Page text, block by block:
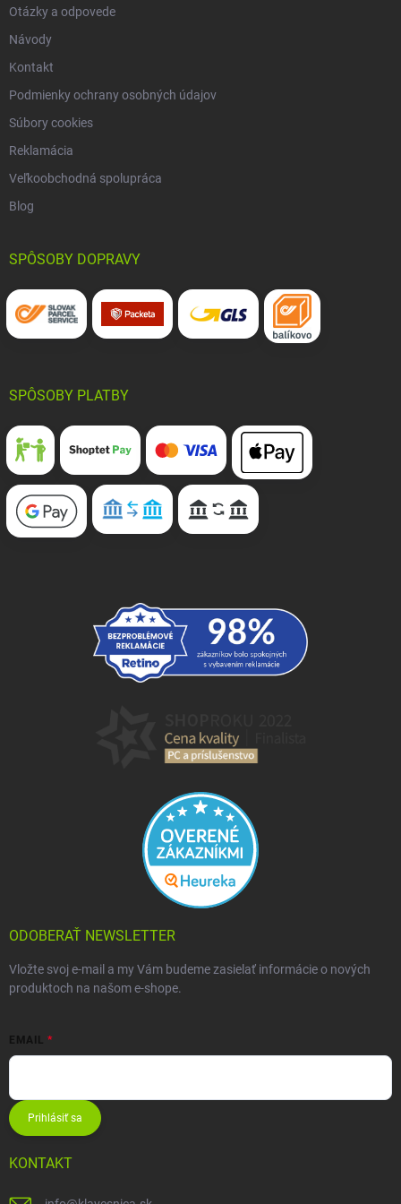
Otázky a odpovede
Návody
Kontakt
Podmienky ochrany osobných údajov
Súbory cookies
Reklamácia
Veľkoobchodná spolupráca
Blog
SPÔSOBY DOPRAVY
SPÔSOBY PLATBY
ODOBERAŤ NEWSLETTER
Vložte svoj e-mail a my Vám budeme zasielať informácie o nových
produktoch na našom e-shope.
EMAIL
Prihlásiť sa
KONTAKT